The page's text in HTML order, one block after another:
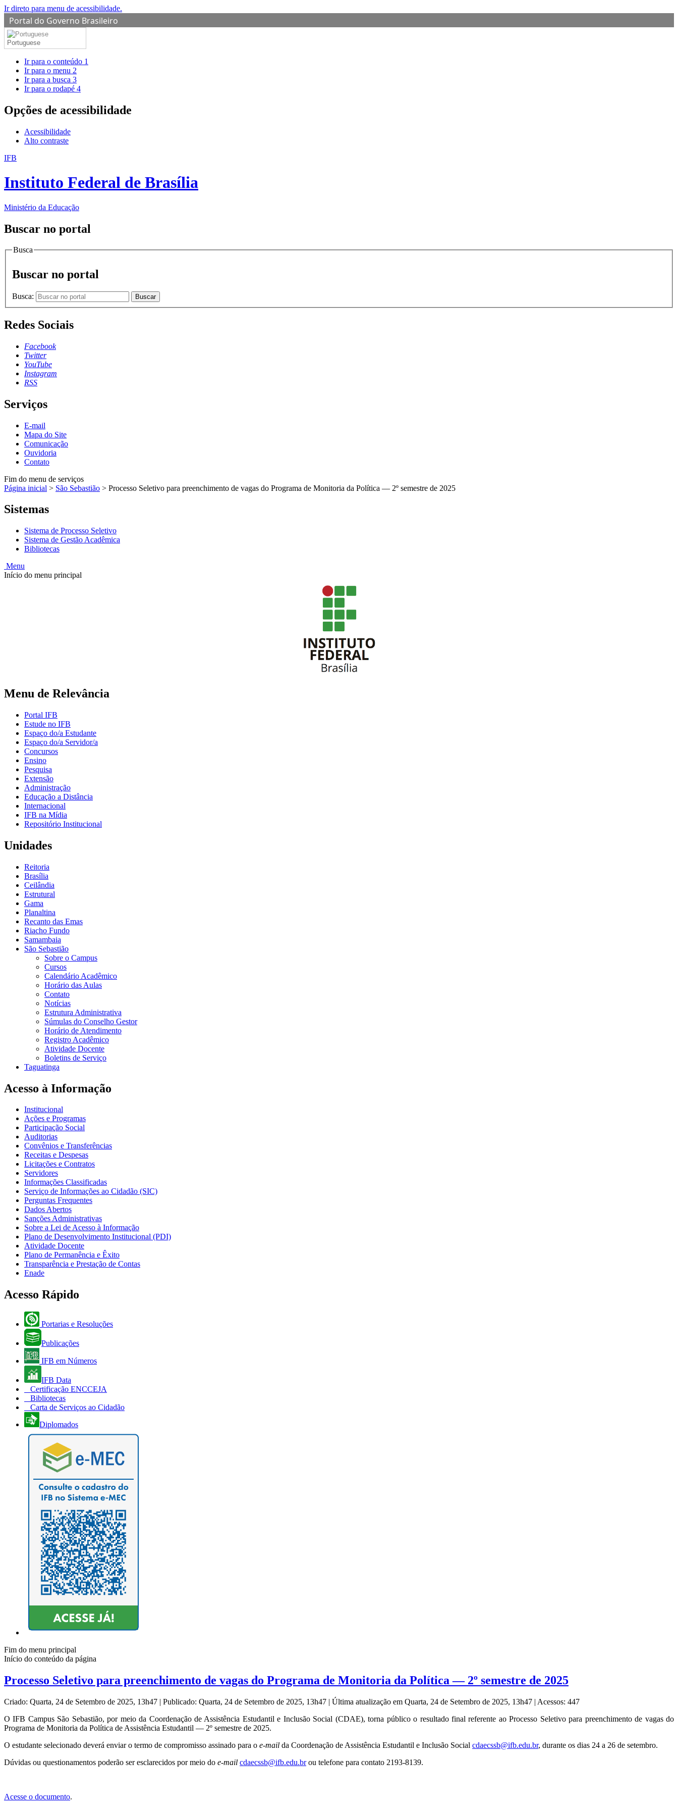
Ir direto para menu de acessibilidade.
Portal do Governo Brasileiro
Portuguese
Ir para o conteúdo 1
Ir para o menu 2
Ir para a busca 3
Ir para o rodapé 4
Opções de acessibilidade
Acessibilidade
Alto contraste
IFB
Instituto Federal de Brasília
Ministério da Educação
Buscar no portal
Busca
Buscar no portal
Busca: Buscar
Redes Sociais
Facebook
Twitter
YouTube
Instagram
RSS
Serviços
E-mail
Mapa do Site
Comunicação
Ouvidoria
Contato
Fim do menu de serviços
Página inicial > São Sebastião > Processo Seletivo para preenchimento de vagas do Programa de Monitoria da Política — 2º semestre de 2025
Sistemas
Sistema de Processo Seletivo
Sistema de Gestão Acadêmica
Bibliotecas
Menu
Início do menu principal
Menu de Relevância
Portal IFB
Estude no IFB
Espaço do/a Estudante
Espaço do/a Servidor/a
Concursos
Ensino
Pesquisa
Extensão
Administração
Educação a Distância
Internacional
IFB na Mídia
Repositório Institucional
Unidades
Reitoria
Brasília
Ceilândia
Estrutural
Gama
Planaltina
Recanto das Emas
Riacho Fundo
Samambaia
São Sebastião
Sobre o Campus
Cursos
Calendário Acadêmico
Horário das Aulas
Contato
Notícias
Estrutura Administrativa
Súmulas do Conselho Gestor
Horário de Atendimento
Registro Acadêmico
Atividade Docente
Boletins de Serviço
Taguatinga
Acesso à Informação
Institucional
Ações e Programas
Participação Social
Auditorias
Convênios e Transferências
Receitas e Despesas
Licitações e Contratos
Servidores
Informações Classificadas
Serviço de Informações ao Cidadão (SIC)
Perguntas Frequentes
Dados Abertos
Sanções Administrativas
Sobre a Lei de Acesso à Informação
Plano de Desenvolvimento Institucional (PDI)
Atividade Docente
Plano de Permanência e Êxito
Transparência e Prestação de Contas
Enade
Acesso Rápido
Portarias e Resoluções
Publicações
IFB em Números
IFB Data
Certificação ENCCEJA
Bibliotecas
Carta de Serviços ao Cidadão
Diplomados
Fim do menu principal
Início do conteúdo da página
Processo Seletivo para preenchimento de vagas do Programa de Monitoria da Política — 2º semestre de 2025
Criado: Quarta, 24 de Setembro de 2025, 13h47 | Publicado: Quarta, 24 de Setembro de 2025, 13h47 | Última atualização em Quarta, 24 de Setembro de 2025, 13h47 | Acessos: 447
O IFB Campus São Sebastião, por meio da Coordenação de Assistência Estudantil e Inclusão Social (CDAE), torna público o resultado final referente ao Processo Seletivo para preenchimento de vagas do
Programa de Monitoria da Política de Assistência Estudantil — 2º semestre de 2025.
O estudante selecionado deverá enviar o termo de compromisso assinado para o e-mail da Coordenação de Assistência Estudantil e Inclusão Social cdaecssb@ifb.edu.br, durante os dias 24 a 26 de setembro.
Dúvidas ou questionamentos poderão ser esclarecidos por meio do e-mail cdaecssb@ifb.edu.br ou telefone para contato 2193-8139.
Acesse o documento.